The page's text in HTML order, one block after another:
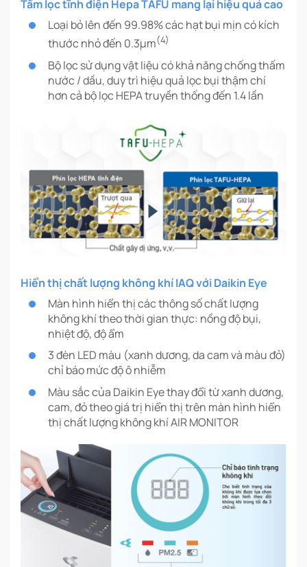
Tấm lọc tĩnh điện Hepa TAFU mang lại hiệu quả cao
Loại bỏ lên đến 99.98% các hạt bụi mịn có kích
thước nhỏ đến 0.3µm(4)
Bộ lọc sử dụng vật liệu có khả năng chống thấm
nước / dầu, duy trì hiệu quả lọc bụi thậm chí
hơn cả bộ lọc HEPA truyền thống đến 1.4 lần
Hiển thị chất lượng không khí IAQ với Daikin Eye
Màn hình hiển thị các thông số chất lượng
không khí theo thời gian thực: nồng độ bụi,
nhiệt độ, độ ẩm
3 đèn LED màu (xanh dương, da cam và màu đỏ)
chỉ báo mức độ ô nhiễm
Màu sắc của Daikin Eye thay đổi từ xanh dương,
cam, đỏ theo giá trị hiển thị trên màn hình hiển
thị chất lượng không khí AIR MONITOR